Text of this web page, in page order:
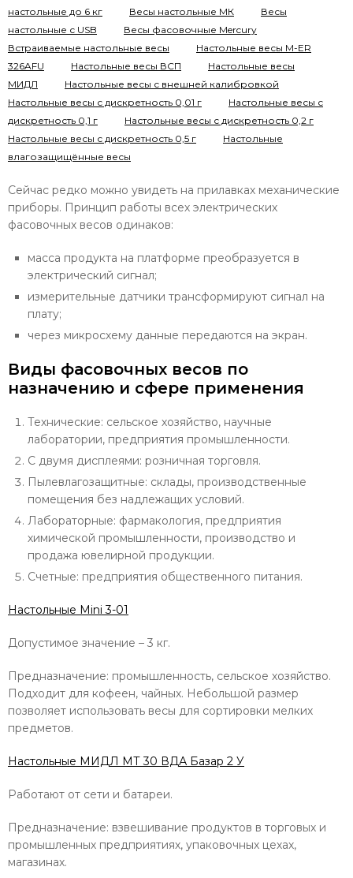
настольные до 6 кг
Весы настольные МК
Весы
настольные с USB
Весы фасовочные Mercury
Встраиваемые настольные весы
Настольные весы M-ER
326AFU
Настольные весы ВСП
Настольные весы
МИДЛ
Настольные весы с внешней калибровкой
Настольные весы с дискретность 0,01 г
Настольные весы с
дискретность 0,1 г
Настольные весы с дискретность 0,2 г
Настольные весы с дискретность 0,5 г
Настольные
влагозащищённые весы
Сейчас редко можно увидеть на прилавках механические
приборы. Принцип работы всех электрических
фасовочных весов одинаков:
масса продукта на платформе преобразуется в
электрический сигнал;
измерительные датчики трансформируют сигнал на
плату;
через микросхему данные передаются на экран.
Виды фасовочных весов по
назначению и сфере применения
Технические: сельское хозяйство, научные
лаборатории, предприятия промышленности.
С двумя дисплеями: розничная торговля.
Пылевлагозащитные: склады, производственные
помещения без надлежащих условий.
Лабораторные: фармакология, предприятия
химической промышленности, производство и
продажа ювелирной продукции.
Счетные: предприятия общественного питания.
Настольные Mini 3-01
Допустимое значение – 3 кг.
Предназначение: промышленность, сельское хозяйство.
Подходит для кофеен, чайных. Небольшой размер
позволяет использовать весы для сортировки мелких
предметов.
Настольные МИДЛ МТ 30 ВДА Базар 2 У
Работают от сети и батареи.
Предназначение: взвешивание продуктов в торговых и
промышленных предприятиях, упаковочных цехах,
магазинах.